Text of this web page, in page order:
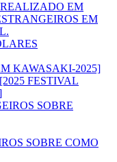
EM
EM
KAWASAKI-2025]
[2025 FESTIVAL
SOBRE
SOBRE COMO